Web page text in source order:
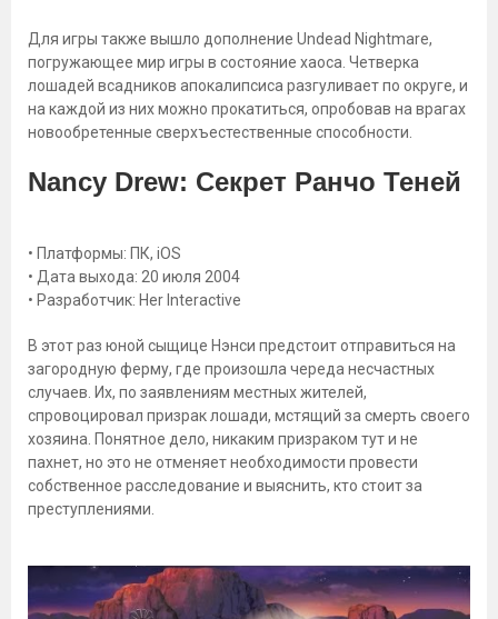
Для игры также вышло дополнение Undead Nightmare,
погружающее мир игры в состояние хаоса. Четверка
лошадей всадников апокалипсиса разгуливает по округе, и
на каждой из них можно прокатиться, опробовав на врагах
новообретенные сверхъестественные способности.
Nancy Drew: Секрет Ранчо Теней
• Платформы: ПК, iOS
• Дата выхода: 20 июля 2004
• Разработчик: Her Interactive
В этот раз юной сыщице Нэнси предстоит отправиться на
загородную ферму, где произошла череда несчастных
случаев. Их, по заявлениям местных жителей,
спровоцировал призрак лошади, мстящий за смерть своего
хозяина. Понятное дело, никаким призраком тут и не
пахнет, но это не отменяет необходимости провести
собственное расследование и выяснить, кто стоит за
преступлениями.